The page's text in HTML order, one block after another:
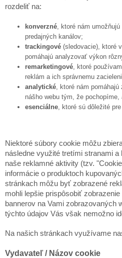
rozdeliť na:
konverzné , ktoré nám
predajných kanálov;
trackingové (sledovacie), ktoré
pomáhajú analyzovať výkon
remarketingové , ktoré
reklám a ich správnemu
analytické , ktoré nám
nášho webu tým, že
esenciálne , ktoré sú dôležité
Niektoré súbory cookie môžu
následne využité tretími stranami a
naše reklamné aktivity (tzv.
informácie o produktoch
stránkach môžu byť zobrazené
mohli lepšie prispôsobiť
bannerov na Vami zobrazovaných
týchto údajov Vás však nemožno
Na našich stránkach využívame
Vydavateľ / Názov cookie